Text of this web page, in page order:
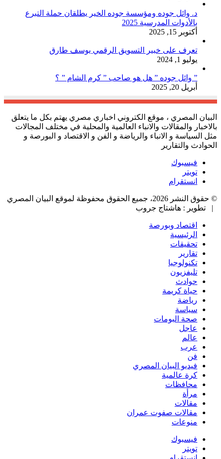
د. وائل جوده ومؤسسة جوده الخير يطلقان حملة التبرع
بالأدوات المدرسية 2025
أكتوبر 15, 2025
تعرف على خبير التسويق الرقمي يوسف طارق
يوليو 1, 2024
” وائل جوده ” هل هو صاحب ” كرم الشام ” ؟
أبريل 20, 2025
البيان المصري ، موقع الكتروني اخباري مصري يهتم بكل ما يتعلق
بالاخبار والمقالات والانباء العالمية والمحلية في مختلف المجالات
مثل السياسة و الانباء والرياضة و الفن و الاقتصاد و البورصة و
الحوادث والتقارير
فيسبوك
تويتر
انستقرام
© حقوق النشر 2026، جميع الحقوق محفوظة لموقع البيان المصري
| تطوير : هاشتاج جروب
اقتصاد وبورصة
الرئيسية
تحقيقات
تقارير
تكنولوجيا
تليفزيون
حوادث
حياة كريمة
رياضة
سياسة
صحة البومات
عاجل
عالم
عرب
فن
فيديو البيان المصري
كرة عالمية
محافظات
مرأة
مقالات
مقالات صفوت عمران
منوعات
فيسبوك
تويتر